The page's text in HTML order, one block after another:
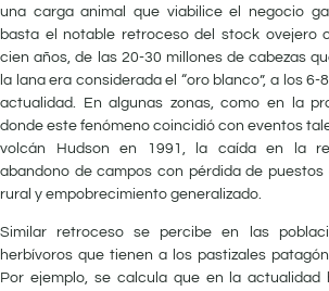
una carga animal que viabilice el negocio
basta el notable retroceso del stock ovejero
cien años, de las 20-30 millones de cabezas
la lana era considerada el “oro blanco”, a los
actualidad. En algunas zonas, como en la
donde este fenómeno coincidió con eventos
volcán Hudson en 1991, la caída en la
abandono de campos con pérdida de puestos
rural y empobrecimiento generalizado.
Similar retroceso se percibe en las
herbívoros que tienen a los pastizales
Por ejemplo, se calcula que en la actualidad